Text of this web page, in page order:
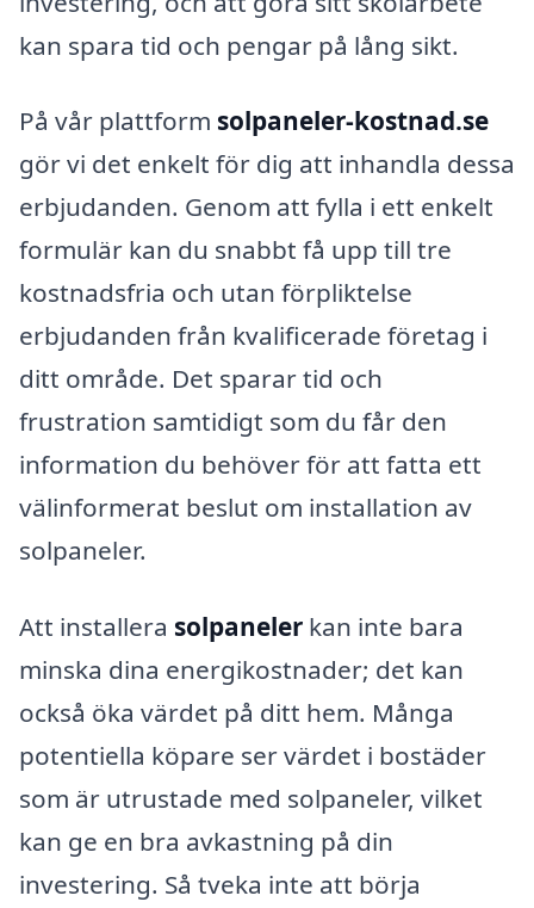
kan spara tid och pengar på lång sikt.
På vår plattform solpaneler-kostnad.se
gör vi det enkelt för dig att inhandla dessa
erbjudanden. Genom att fylla i ett enkelt
formulär kan du snabbt få upp till tre
kostnadsfria och utan förpliktelse
erbjudanden från kvalificerade företag i
ditt område. Det sparar tid och
frustration samtidigt som du får den
information du behöver för att fatta ett
välinformerat beslut om installation av
solpaneler.
Att installera solpaneler kan inte bara
minska dina energikostnader; det kan
också öka värdet på ditt hem. Många
potentiella köpare ser värdet i bostäder
som är utrustade med solpaneler, vilket
kan ge en bra avkastning på din
investering. Så tveka inte att börja